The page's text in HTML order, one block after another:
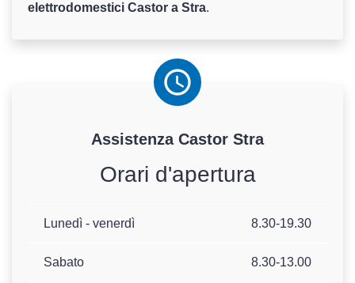
elettrodomestici Castor a Stra.
Assistenza Castor Stra
Orari d'apertura
Lunedì - venerdì 8.30-19.30
Sabato 8.30-13.00